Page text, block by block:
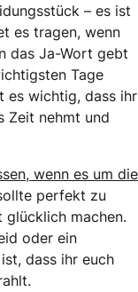
– es ist
es tragen, wenn
das Ja-Wort gebt
Tage
es wichtig, dass ihr
Zeit nehmt und
wenn es um die
perfekt zu
glücklich machen.
oder ein
dass ihr euch